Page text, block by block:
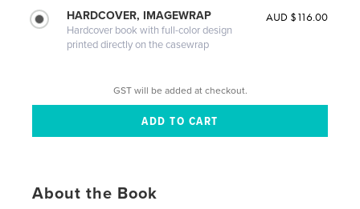
HARDCOVER, IMAGEWRAP
Hardcover book with full-color design
printed directly on the casewrap
AUD $116.00
GST will be added at checkout.
About the Book